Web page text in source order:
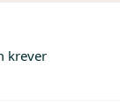
krever